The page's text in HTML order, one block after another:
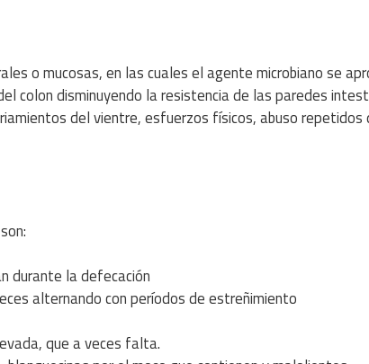
o mucosas, en las cuales el agente microbiano se
colon disminuyendo la resistencia de las paredes
del vientre, esfuerzos físicos, abuso repetidos
durante la defecación
alternando con períodos de estreñimiento
que a veces falta.